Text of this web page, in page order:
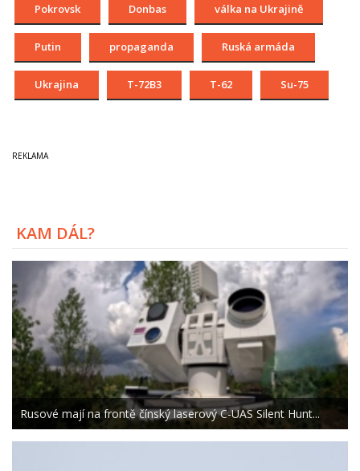
Pokrovsk Donbas válka na Ukrajině
Putin propaganda Ruská armáda
Ukrajina T-72B3 T-62 Su-75
KAM DÁL?
Rusové mají na frontě čínský laserový C-UAS Silent Hunt...